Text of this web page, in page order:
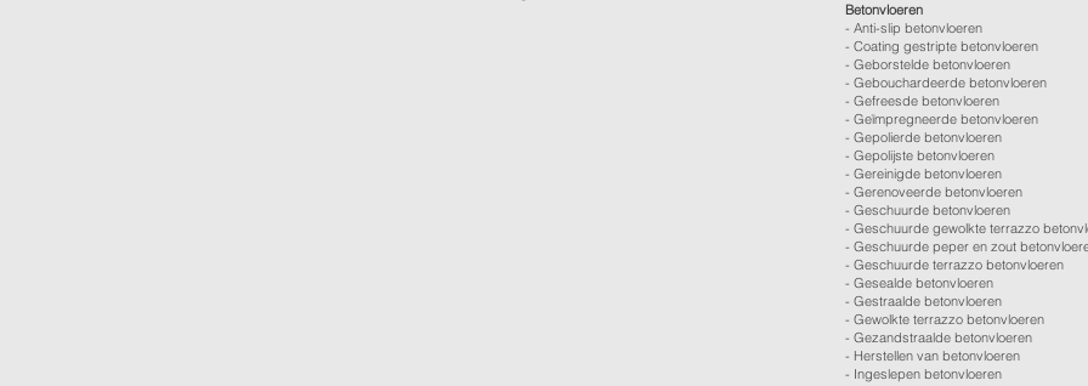
Betonvloeren
-Anti-slip betonvloeren
-Coating gestripte betonvloeren
-Geborstelde betonvloeren
-Gebouchardeerde betonvloeren
-Gefreesde betonvloeren
-Geïmpregneerde betonvloeren
-Gepolierde betonvloeren
-Gepolijste betonvloeren
- Gereinigde betonvloeren
-Gerenoveerde betonvloeren
-Geschuurde betonvloeren
-Geschuurde gewolkte terrazzo
-Geschuurde peper en zout
-Geschuurde terrazzo betonvloeren
-Gesealde betonvloeren
-Gestraalde betonvloeren
-Gewolkte terrazzo betonvloeren
-Gezandstraalde betonvloeren
- Herstellen van betonvloeren
- Ingeslepen betonvloeren